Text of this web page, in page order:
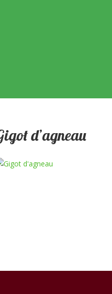
d’agneau